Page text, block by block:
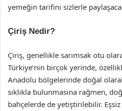
yemeğin tarifini sizlerle
Çiriş Nedir?
Çiriş, genellikle sarımsak otu
Türkiye’nin birçok yerinde,
Anadolu bölgelerinde doğal
sıklıkla bulunmasına rağmen,
bahçelerde de yetiştirilebilir.